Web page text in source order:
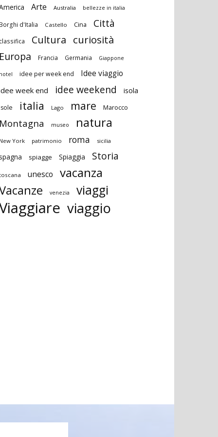
Arte Australia bellezze in italia
d'Italia Castello Cina Città
Cultura curiosità
Francia Germania Giappone
idee per week end Idee viaggio
week end idee weekend isola
italia Lago mare Marocco
museo natura
York patrimonio roma sicilia
spiagge Spiaggia Storia
unesco vacanza
venezia viaggi
viaggio